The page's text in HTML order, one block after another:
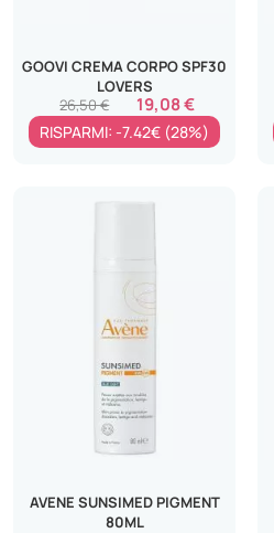
GOOVI CREMA CORPO SPF30
LOVERS
19,08 €
26,50 €
RISPARMI: -7.42€ (28%)
AVENE SUNSIMED PIGMENT
80ML